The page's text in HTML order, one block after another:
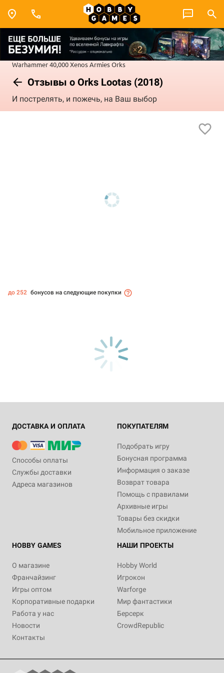
Warhammer 40,000Xenos ArmiesOrks
Отзывы о Orks Lootas (2018)
И пострелять, и пожечь, на Ваш выбор
до 252 бонусов на следующие покупки
ДОСТАВКА И ОПЛАТА
Способы оплаты
Службы доставки
Адреса магазинов
ПОКУПАТЕЛЯМ
Подобрать игру
Бонусная программа
Информация о заказе
Возврат товара
Помощь с правилами
Архивные игры
Товары без скидки
Мобильное приложение
HOBBY GAMES
О магазине
Франчайзинг
Игры оптом
Корпоративные подарки
Работа у нас
Новости
Контакты
НАШИ ПРОЕКТЫ
Hobby World
Игрокон
Warforge
Мир фантастики
Берсерк
CrowdRepublic